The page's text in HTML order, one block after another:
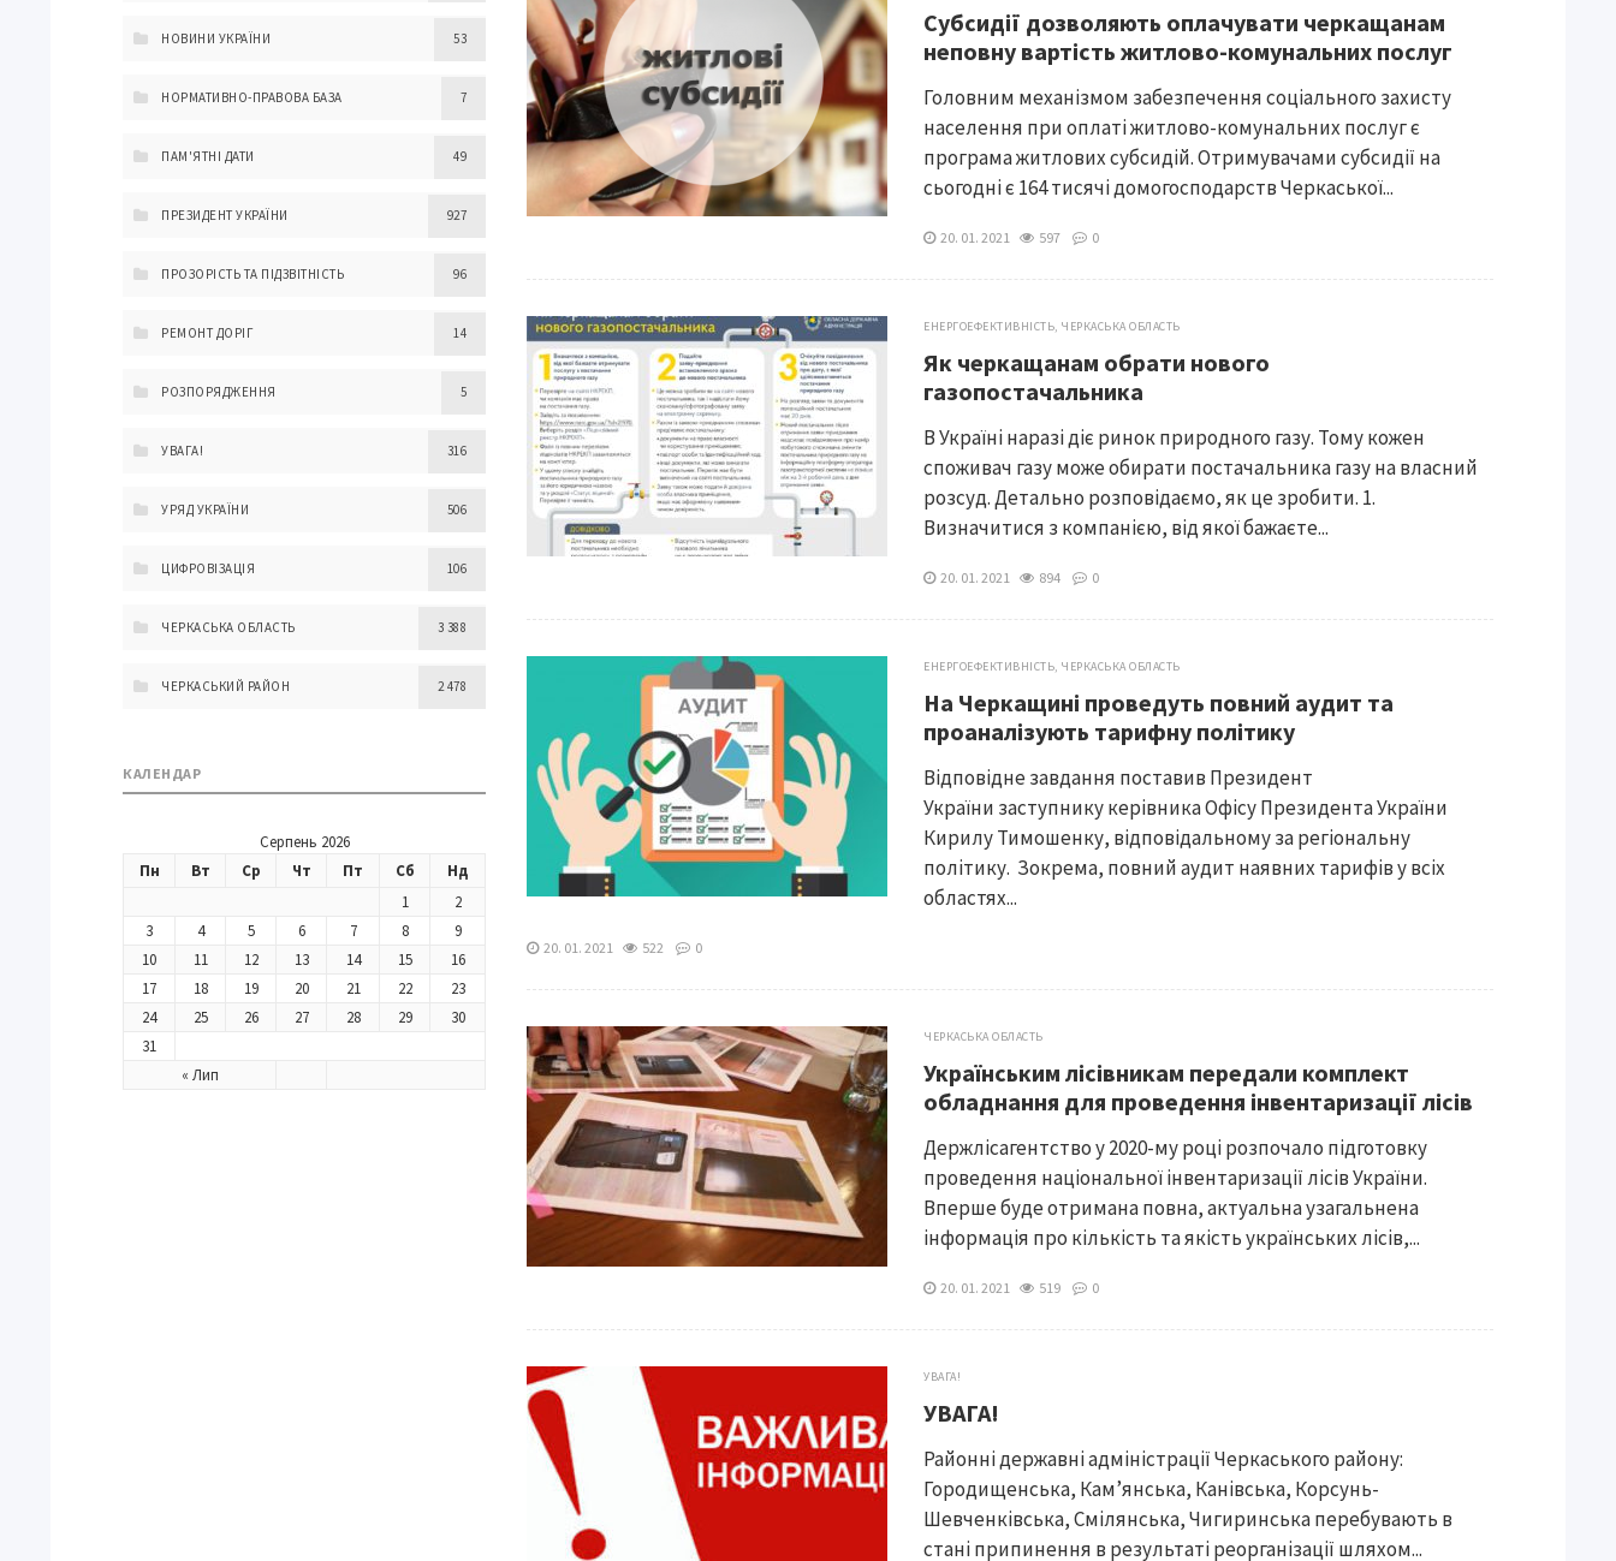
Субсидії дозволяють оплачувати черкащанам
неповну вартість житлово-комунальних послуг
Головним механізмом забезпечення соціального захисту
населення при оплаті житлово-комунальних послуг є
програма житлових субсидій. Отримувачами субсидії на
сьогодні є 164 тисячі домогосподарств Черкаської...
20. 01. 2021 597 0
ЕНЕРГОЕФЕКТИВНІСТЬ, ЧЕРКАСЬКА ОБЛАСТЬ
Як черкащанам обрати нового
газопостачальника
В Україні наразі діє ринок природного газу. Тому кожен
споживач газу може обирати постачальника газу на власний
розсуд. Детально розповідаємо, як це зробити. 1.
Визначитися з компанією, від якої бажаєте...
20. 01. 2021 894 0
ЕНЕРГОЕФЕКТИВНІСТЬ, ЧЕРКАСЬКА ОБЛАСТЬ
На Черкащині проведуть повний аудит та
проаналізують тарифну політику
Відповідне завдання поставив Президент
України заступнику керівника Офісу Президента України
Кирилу Тимошенку, відповідальному за регіональну
політику. Зокрема, повний аудит наявних тарифів у всіх
областях...
20. 01. 2021 522 0
ЧЕРКАСЬКА ОБЛАСТЬ
Українським лісівникам передали комплект
обладнання для проведення інвентаризації лісів
Держлісагентство у 2020-му році розпочало підготовку
проведення національної інвентаризації лісів України.
Вперше буде отримана повна, актуальна узагальнена
інформація про кількість та якість українських лісів,...
20. 01. 2021 519 0
УВАГА!
УВАГА!
Районні державні адміністрації Черкаського району:
Городищенська, Кам’янська, Канівська, Корсунь-
Шевченківська, Смілянська, Чигиринська перебувають в
стані припинення в результаті реорганізації шляхом...
НОВИНИ УКРАЇНИ 53
НОРМАТИВНО-ПРАВОВА БАЗА 7
ПАМ'ЯТНІ ДАТИ 49
ПРЕЗИДЕНТ УКРАЇНИ 927
ПРОЗОРІСТЬ ТА ПІДЗВІТНІСТЬ 96
РЕМОНТ ДОРІГ 14
РОЗПОРЯДЖЕННЯ 5
УВАГА! 316
УРЯД УКРАЇНИ 506
ЦИФРОВІЗАЦІЯ 106
ЧЕРКАСЬКА ОБЛАСТЬ 3 388
ЧЕРКАСЬКИЙ РАЙОН 2 478
КАЛЕНДАР
Серпень 2026
Пн
Вт Ср Чт Пт Сб Нд
« Лип
1
2
3
4 5 6 7 8
9
10
11 12 13 14 15
16
17
18 19 20 21 22
23
24
25 26 27 28 29
30
31